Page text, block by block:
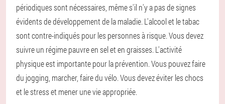
périodiques sont nécessaires, même s'il n'y a pas de signes
évidents de développement de la maladie. L'alcool et le tabac
sont contre-indiqués pour les personnes à risque. Vous devez
suivre un régime pauvre en sel et en graisses. L'activité
physique est importante pour la prévention. Vous pouvez faire
du jogging, marcher, faire du vélo. Vous devez éviter les chocs
et le stress et mener une vie appropriée.